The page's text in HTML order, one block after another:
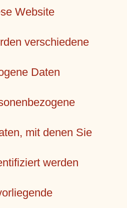
Website
verschiedene
Daten
mit denen Sie
werden